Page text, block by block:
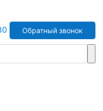
Обратный звонок